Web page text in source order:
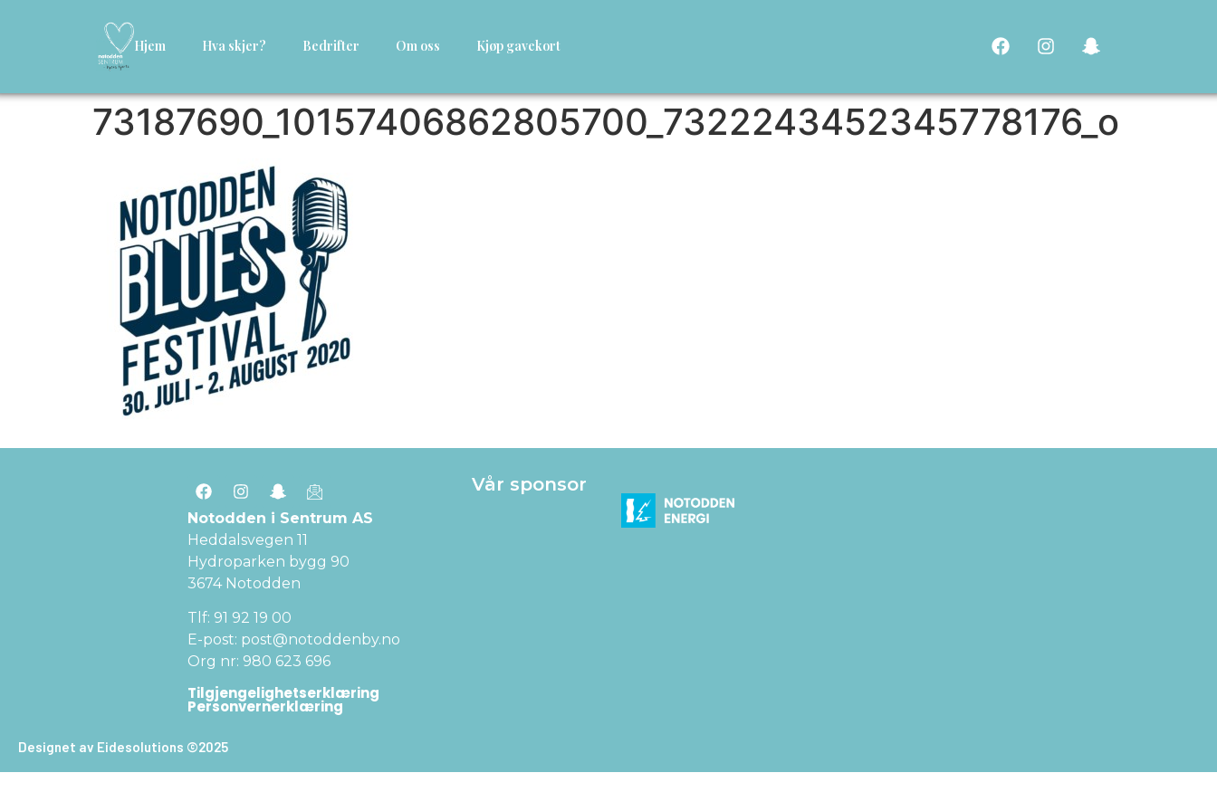
Hjem Hva skjer? Bedrifter Om oss Kjøp gavekort
73187690_10157406862805700_7322243452345778176_o
Notodden i Sentrum AS
Heddalsvegen 11
Hydroparken bygg 90
3674 Notodden
Tlf: 91 92 19 00
E-post: post@notoddenby.no
Org nr: 980 623 696
Tilgjengelighetserklæring
Personvernerklæring
Vår sponsor
Designet av Eidesolutions ©2025